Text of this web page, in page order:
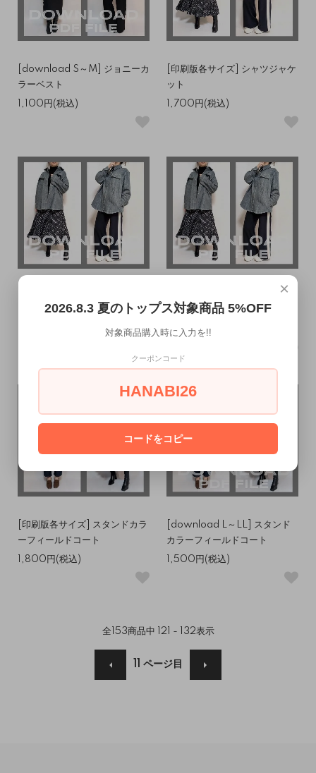
[download S～M] ジョニーカ
ラーベスト
1,100円(税込)
[印刷版各サイズ] シャツジャケ
ット
1,700円(税込)
ャケット
ケット
1,350円(税込)
[印刷版各サイズ] スタンドカラ
ーフィールドコート
1,800円(税込)
[download L～LL] スタンド
カラーフィールドコート
1,500円(税込)
全 153商品中 121 - 132表示
ページ目
×
2026.8.3 夏のトップス対象商品 5%OFF
対象商品購入時に入力を!!
クーポンコード
HANABI26
コードをコピー